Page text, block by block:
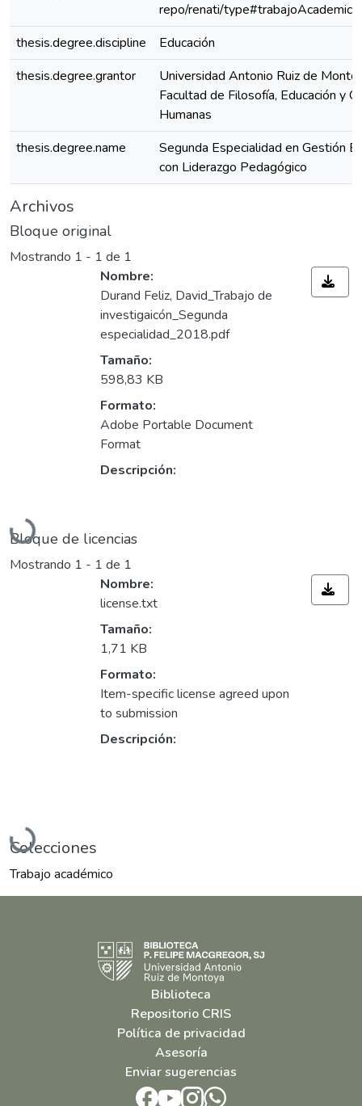
repo/renati/type#trabajoAcademico
thesis.degree.discipline
Educación
thesis.degree.grantor
Universidad Antonio Ruiz de
Facultad de Filosofía, Educación y
Humanas
thesis.degree.name
Segunda Especialidad en Gestión
con Liderazgo Pedagógico
Archivos
Bloque original
Mostrando 1 - 1 de 1
Cargando...
Nombre:
Durand Feliz, David_Trabajo de
investigaicón_Segunda
especialidad_2018.pdf
Tamaño:
598,83 KB
Formato:
Adobe Portable Document
Format
Descripción:
Bloque de licencias
Mostrando 1 - 1 de 1
Cargando...
Nombre:
license.txt
Tamaño:
1,71 KB
Formato:
Item-specific license agreed upon
to submission
Descripción:
Colecciones
Trabajo académico
Biblioteca
Repositorio CRIS
Política de privacidad
Asesoría
Enviar sugerencias